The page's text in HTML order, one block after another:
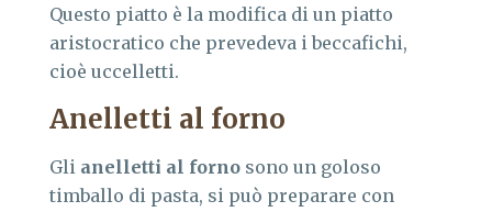
Questo piatto è la modifica di un piatto
aristocratico che prevedeva i beccafichi,
cioè uccelletti.
Anelletti al forno
Gli anelletti al forno sono un goloso
timballo di pasta, si può preparare con